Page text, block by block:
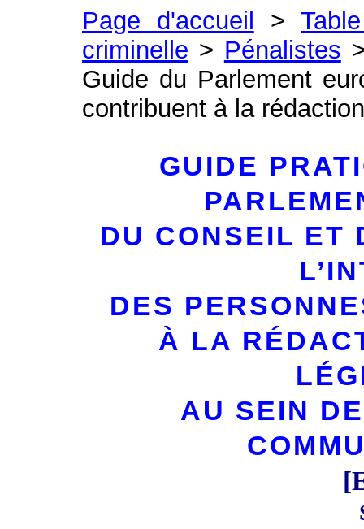
Page d'accueil >
criminelle > Pénalistes
Guide du Parlement
contribuent à la
GUIDE
DU CONSEIL ET
DES
À LA
AU SEIN